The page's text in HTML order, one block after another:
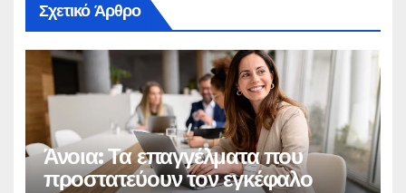
Σχετικό Άρθρο
Άνοια: Τα επαγγέλματα που
προστατεύουν τον εγκέφαλο